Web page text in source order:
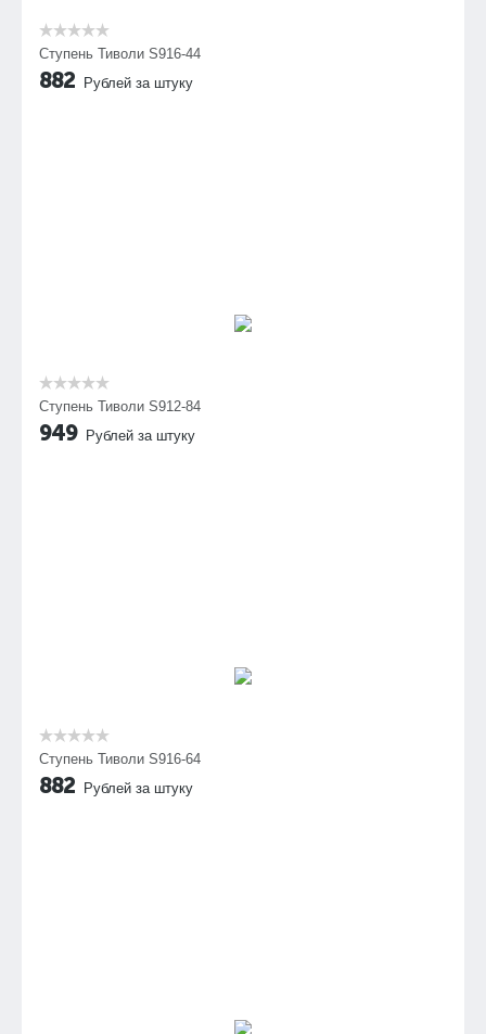
Ступень Тиволи S916-44
882 Рублей за штуку
Ступень Тиволи S912-84
949 Рублей за штуку
Ступень Тиволи S916-64
882 Рублей за штуку